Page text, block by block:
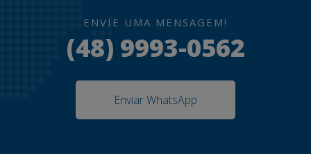
ENVIE UMA MENSAGEM!
(48) 9993-0562
Enviar WhatsApp